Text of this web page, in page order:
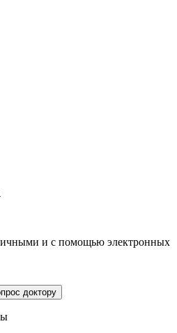
и с помощью электронных
доктору